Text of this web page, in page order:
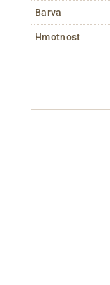
Barva
Hmotnost